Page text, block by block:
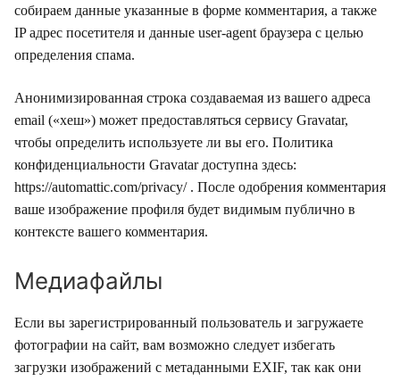
собираем данные указанные в форме комментария, а также
IP адрес посетителя и данные user-agent браузера с целью
определения спама.
Анонимизированная строка создаваемая из вашего адреса
email («хеш») может предоставляться сервису Gravatar,
чтобы определить используете ли вы его. Политика
конфиденциальности Gravatar доступна здесь:
https://automattic.com/privacy/ . После одобрения комментария
ваше изображение профиля будет видимым публично в
контексте вашего комментария.
Медиафайлы
Если вы зарегистрированный пользователь и загружаете
фотографии на сайт, вам возможно следует избегать
загрузки изображений с метаданными EXIF, так как они